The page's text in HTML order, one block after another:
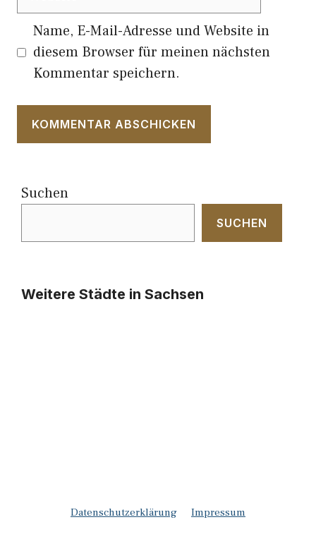
Name, E-Mail-Adresse und Website in
diesem Browser für meinen nächsten
Kommentar speichern.
Suchen
SUCHEN
Weitere Städte in Sachsen
Datenschutzerklärung
Impressum